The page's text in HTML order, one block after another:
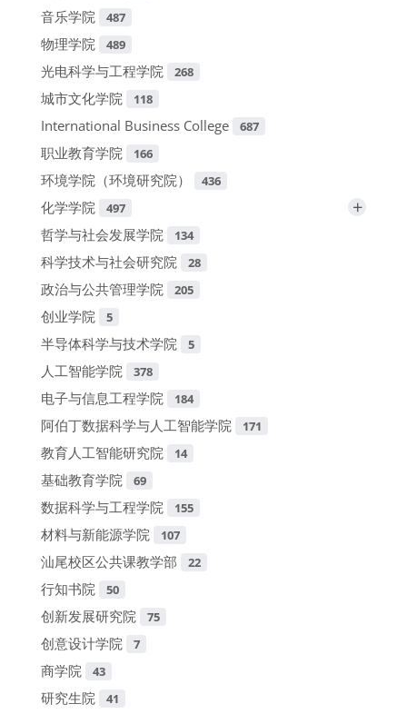
音乐学院 487
物理学院 489
光电科学与工程学院 268
城市文化学院 118
International Business College 687
职业教育学院 166
环境学院（环境研究院） 436
化学学院 497 +
哲学与社会发展学院 134
科学技术与社会研究院 28
政治与公共管理学院 205
创业学院 5
半导体科学与技术学院 5
人工智能学院 378
电子与信息工程学院 184
阿伯丁数据科学与人工智能学院 171
教育人工智能研究院 14
基础教育学院 69
数据科学与工程学院 155
材料与新能源学院 107
汕尾校区公共课教学部 22
行知书院 50
创新发展研究院 75
创意设计学院 7
商学院 43
研究生院 41